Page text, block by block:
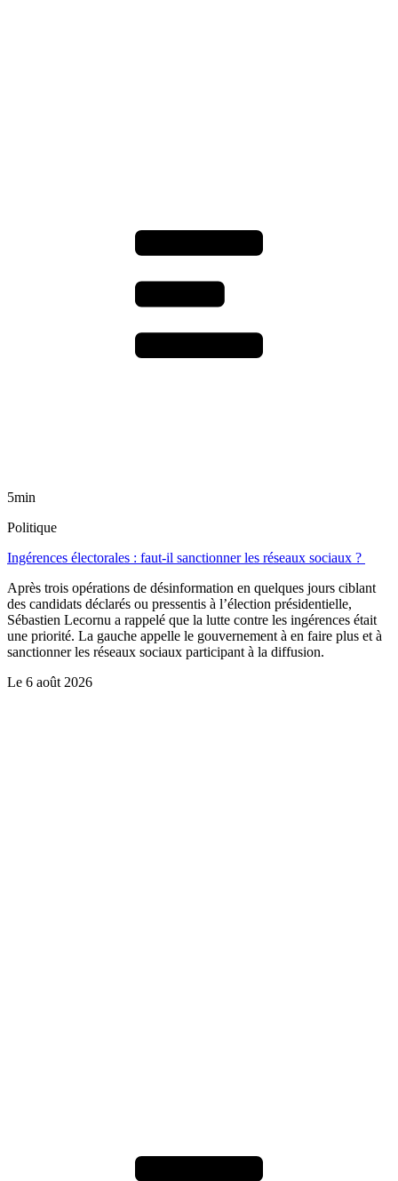
5min
Politique
Ingérences électorales : faut-il sanctionner les réseaux sociaux ?
Après trois opérations de désinformation en quelques jours ciblant
des candidats déclarés ou pressentis à l’élection présidentielle,
Sébastien Lecornu a rappelé que la lutte contre les ingérences était
une priorité. La gauche appelle le gouvernement à en faire plus et à
sanctionner les réseaux sociaux participant à la diffusion.
Le 6 août 2026